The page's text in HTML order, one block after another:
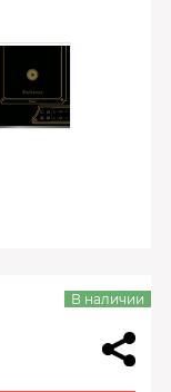
В наличии